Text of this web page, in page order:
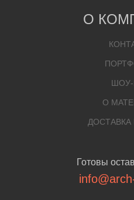
Готовы
О
О
ДОСТАВКА